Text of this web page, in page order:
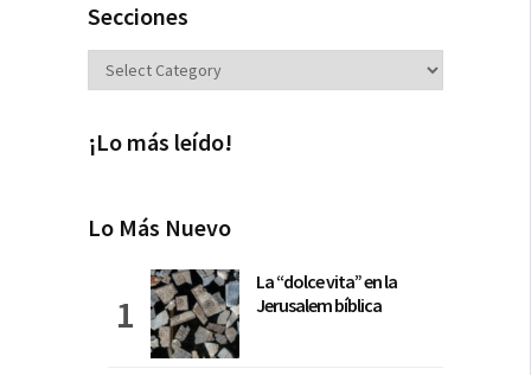
Secciones
Secciones
¡Lo más leído!
Lo Más Nuevo
La “dolce vita” en la
Jerusalem bíblica